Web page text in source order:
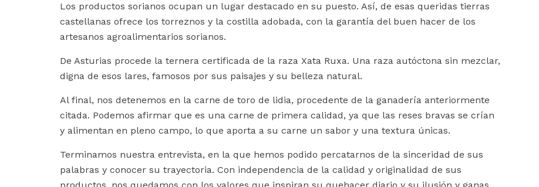
Los productos sorianos ocupan un lugar destacado en su puesto. Así, de esas queridas tierras
castellanas ofrece los torreznos y la costilla adobada, con la garantía del buen hacer de los
artesanos agroalimentarios sorianos.
De Asturias procede la ternera certificada de la raza Xata Ruxa. Una raza autóctona sin mezclar,
digna de esos lares, famosos por sus paisajes y su belleza natural.
Al final, nos detenemos en la carne de toro de lidia, procedente de la ganadería anteriormente
citada. Podemos afirmar que es una carne de primera calidad, ya que las reses bravas se crían
y alimentan en pleno campo, lo que aporta a su carne un sabor y una textura únicas.
Terminamos nuestra entrevista, en la que hemos podido percatarnos de la sinceridad de sus
palabras y conocer su trayectoria. Con independencia de la calidad y originalidad de sus